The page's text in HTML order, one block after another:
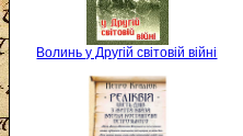
Волинь у Другій світовій війні